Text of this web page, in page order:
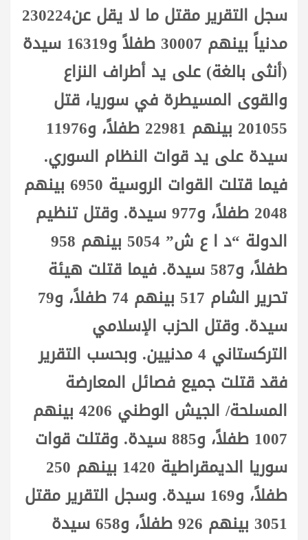
سجل التقرير مقتل ما لا يقل عن230224
مدنياً بينهم 30007 طفلاً و16319 سيدة
(أنثى بالغة) على يد أطراف النزاع
والقوى المسيطرة في سوريا، قتل
201055 بينهم 22981 طفلاً، و11976
سيدة على يد قوات النظام السوري.
فيما قتلت القوات الروسية 6950 بينهم
2048 طفلاً، و977 سيدة. وقتل تنظيم
الدولة “د ا ع ش” 5054 بينهم 958
طفلاً، و587 سيدة. فيما قتلت هيئة
تحرير الشام 517 بينهم 74 طفلاً، و79
سيدة. وقتل الحزب الإسلامي
التركستاني 4 مدنيين. وبحسب التقرير
فقد قتلت جميع فصائل المعارضة
المسلحة/ الجيش الوطني 4206 بينهم
1007 طفلاً، و885 سيدة. وقتلت قوات
سوريا الديمقراطية 1420 بينهم 250
طفلاً، و169 سيدة. وسجل التقرير مقتل
3051 بينهم 926 طفلاً، و658 سيدة